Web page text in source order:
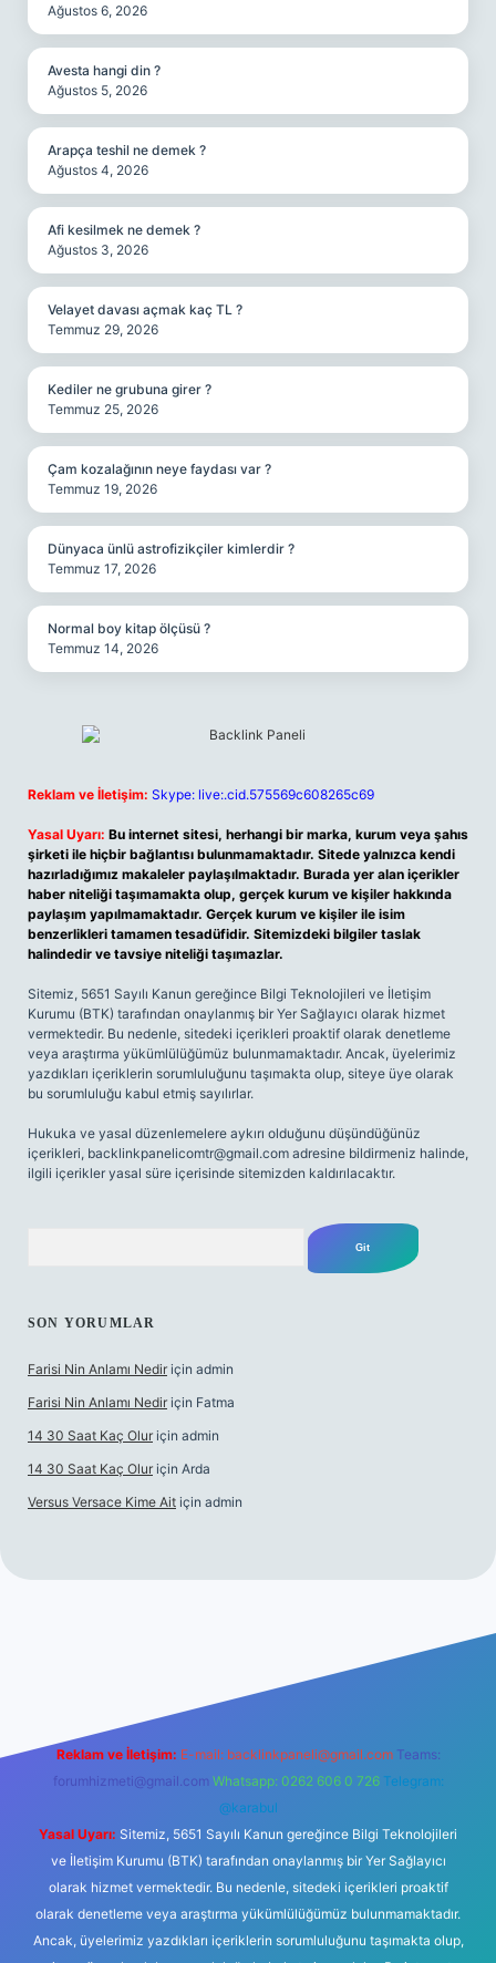
Ağustos 6, 2026
Avesta hangi din ?
Ağustos 5, 2026
Arapça teshil ne demek ?
Ağustos 4, 2026
Afi kesilmek ne demek ?
Ağustos 3, 2026
Velayet davası açmak kaç TL ?
Temmuz 29, 2026
Kediler ne grubuna girer ?
Temmuz 25, 2026
Çam kozalağının neye faydası var ?
Temmuz 19, 2026
Dünyaca ünlü astrofizikçiler kimlerdir ?
Temmuz 17, 2026
Normal boy kitap ölçüsü ?
Temmuz 14, 2026
Reklam ve İletişim: Skype: live:.cid.575569c608265c69
Yasal Uyarı: Bu internet sitesi, herhangi bir marka, kurum veya şahıs
şirketi ile hiçbir bağlantısı bulunmamaktadır. Sitede yalnızca kendi
hazırladığımız makaleler paylaşılmaktadır. Burada yer alan içerikler
haber niteliği taşımamakta olup, gerçek kurum ve kişiler hakkında
paylaşım yapılmamaktadır. Gerçek kurum ve kişiler ile isim
benzerlikleri tamamen tesadüfidir. Sitemizdeki bilgiler taslak
halindedir ve tavsiye niteliği taşımazlar.
Sitemiz, 5651 Sayılı Kanun gereğince Bilgi Teknolojileri ve İletişim
Kurumu (BTK) tarafından onaylanmış bir Yer Sağlayıcı olarak hizmet
vermektedir. Bu nedenle, sitedeki içerikleri proaktif olarak denetleme
veya araştırma yükümlülüğümüz bulunmamaktadır. Ancak, üyelerimiz
yazdıkları içeriklerin sorumluluğunu taşımakta olup, siteye üye olarak
bu sorumluluğu kabul etmiş sayılırlar.
Hukuka ve yasal düzenlemelere aykırı olduğunu düşündüğünüz
içerikleri, backlinkpanelicomtr@gmail.com adresine bildirmeniz halinde,
ilgili içerikler yasal süre içerisinde sitemizden kaldırılacaktır.
SON YORUMLAR
Farisi Nin Anlamı Nedir için admin
Farisi Nin Anlamı Nedir için Fatma
14 30 Saat Kaç Olur için admin
14 30 Saat Kaç Olur için Arda
Versus Versace Kime Ait için admin
Reklam ve İletişim: E-mail: backlinkpaneli@gmail.com Teams:
forumhizmeti@gmail.com Whatsapp: 0262 606 0 726 Telegram:
@karabul
Yasal Uyarı: Sitemiz, 5651 Sayılı Kanun gereğince Bilgi Teknolojileri
ve İletişim Kurumu (BTK) tarafından onaylanmış bir Yer Sağlayıcı
olarak hizmet vermektedir. Bu nedenle, sitedeki içerikleri proaktif
olarak denetleme veya araştırma yükümlülüğümüz bulunmamaktadır.
Ancak, üyelerimiz yazdıkları içeriklerin sorumluluğunu taşımakta olup,